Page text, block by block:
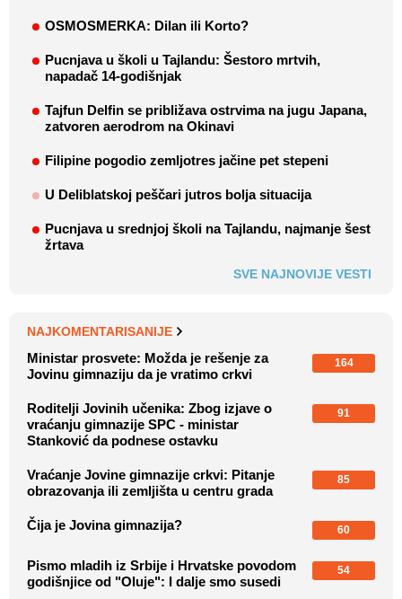
OSMOSMERKA: Dilan ili Korto?
Pucnjava u školi u Tajlandu: Šestoro mrtvih,
napadač 14-godišnjak
Tajfun Delfin se približava ostrvima na jugu Japana,
zatvoren aerodrom na Okinavi
Filipine pogodio zemljotres jačine pet stepeni
U Deliblatskoj peščari jutros bolja situacija
Pucnjava u srednjoj školi na Tajlandu, najmanje šest
žrtava
SVE NAJNOVIJE VESTI
NAJKOMENTARISANIJE
Ministar prosvete: Možda je rešenje za
Jovinu gimnaziju da je vratimo crkvi
164
Roditelji Jovinih učenika: Zbog izjave o
vraćanju gimnazije SPC - ministar
Stanković da podnese ostavku
91
Vraćanje Jovine gimnazije crkvi: Pitanje
obrazovanja ili zemljišta u centru grada
85
Čija je Jovina gimnazija? 60
Pismo mladih iz Srbije i Hrvatske povodom
godišnjice od "Oluje": I dalje smo susedi
54